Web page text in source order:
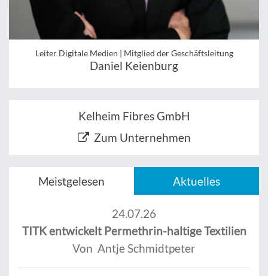
Leiter Digitale Medien | Mitglied der Geschäftsleitung
Daniel Keienburg
Kelheim Fibres GmbH
Zum Unternehmen
Meistgelesen Aktuelles
24.07.26
TITK entwickelt Permethrin-haltige Textilien
Von Antje Schmidtpeter